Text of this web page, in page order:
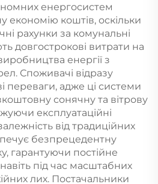
система
енергосистем
економію коштів, оскільки
рахунки за комунальні
довгострокові витрати на
енергії з
Споживачі відразу
переваги, адже ці системи
сонячну та вітрову
експлуатаційні
від традиційних
безпрецедентну
гарантуючи постійне
під час масштабних
лих. Постачальники